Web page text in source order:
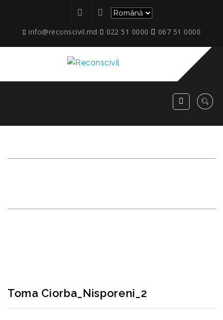
info@reconscivil.md 022 51 0000 067 51 0000
Toma Ciorba_Nisporeni_2